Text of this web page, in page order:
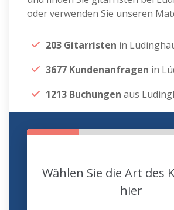
oder verwenden Sie unseren
203 Gitarristen in
3677 Kundenanfragen in
1213 Buchungen aus
Wählen Sie die Art des
hier